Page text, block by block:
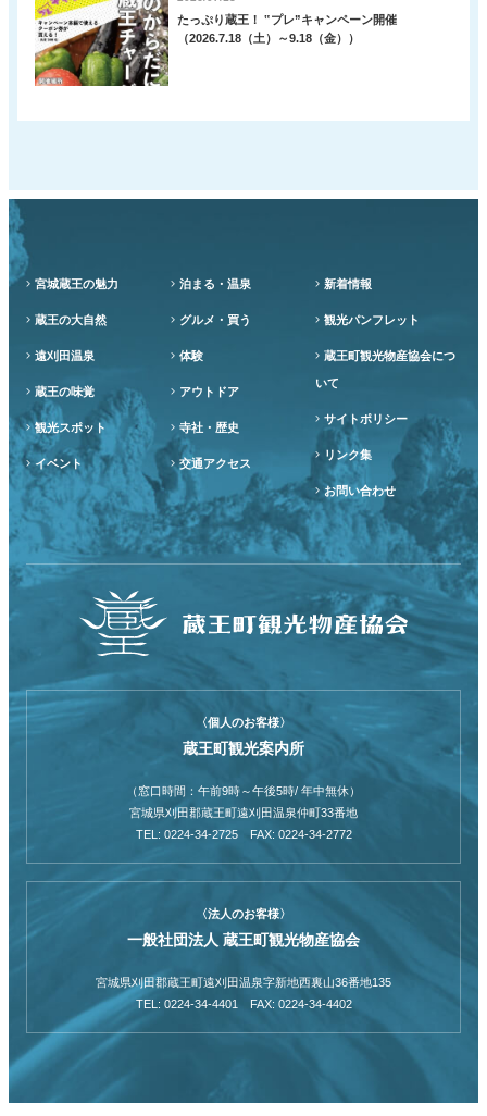
たっぷり蔵王！ ‟プレ”キャンペーン開催
（2026.7.18（土）～9.18（金））
宮城蔵王の魅力
蔵王の大自然
遠刈田温泉
蔵王の味覚
観光スポット
イベント
泊まる・温泉
グルメ・買う
体験
アウトドア
寺社・歴史
交通アクセス
新着情報
観光パンフレット
蔵王町観光物産協会につ
いて
サイトポリシー
リンク集
お問い合わせ
〈個人のお客様〉
蔵王町観光案内所
（窓口時間：午前9時～午後5時/ 年中無休）
宮城県刈田郡蔵王町遠刈田温泉仲町33番地
TEL: 0224-34-2725 FAX: 0224-34-2772
〈法人のお客様〉
一般社団法人 蔵王町観光物産協会
宮城県刈田郡蔵王町遠刈田温泉字新地西裏山36番地135
TEL: 0224-34-4401 FAX: 0224-34-4402